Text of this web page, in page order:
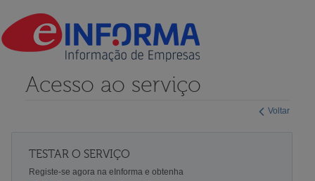
Voltar
Acesso ao serviço
TESTAR O SERVIÇO
Registe-se agora na eInforma e obtenha